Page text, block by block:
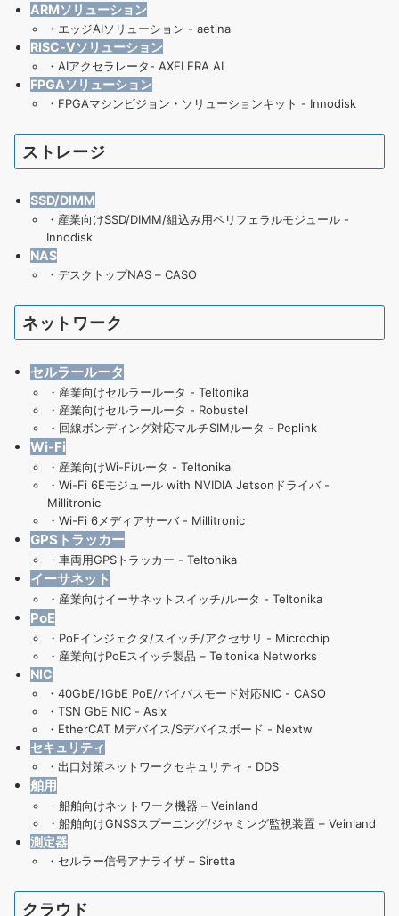
ARMソリューション
・ エッジAIソリューション - aetina
RISC-Vソリューション
・ AIアクセラレータ- AXELERA AI
FPGAソリューション
・ FPGAマシンビジョン・ソリューションキット - Innodisk
ストレージ
SSD/DIMM
・ 産業向けSSD/DIMM/組込み用ペリフェラルモジュール -
Innodisk
NAS
・ デスクトップNAS – CASO
ネットワーク
セルラールータ
・ 産業向けセルラールータ - Teltonika
・ 産業向けセルラールータ - Robustel
・ 回線ボンディング対応マルチSIMルータ - Peplink
Wi-Fi
・産業向けWi-Fiルータ - Teltonika
・ Wi-Fi 6Eモジュール with NVIDIA Jetsonドライバ -
Millitronic
・ Wi-Fi 6メディアサーバ - Millitronic
GPSトラッカー
・ 車両用GPSトラッカー - Teltonika
イーサネット
・ 産業向けイーサネットスイッチ/ルータ - Teltonika
PoE
・ PoEインジェクタ/スイッチ/アクセサリ - Microchip
・ 産業向けPoEスイッチ製品 – Teltonika Networks
NIC
・ 40GbE/1GbE PoE/バイパスモード対応NIC - CASO
・ TSN GbE NIC - Asix
・ EtherCAT Mデバイス/Sデバイスボード - Nextw
セキュリティ
・ 出口対策ネットワークセキュリティ - DDS
舶用
・ 船舶向けネットワーク機器 – Veinland
・ 船舶向けGNSSスプーニング/ジャミング監視装置 – Veinland
測定器
・ セルラー信号アナライザ – Siretta
クラウド